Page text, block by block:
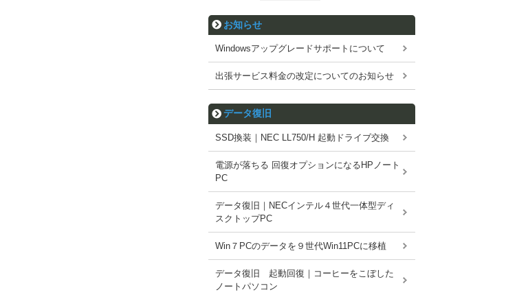
お知らせ
Windowsアップグレードサポートについて
出張サービス料金の改定についてのお知らせ
データ復旧
SSD換装｜NEC LL750/H 起動ドライブ交換
電源が落ちる 回復オプションになるHPノート
PC
データ復旧｜NECインテル４世代一体型ディ
スクトップPC
Win７PCのデータを９世代Win11PCに移植
データ復旧 起動回復｜コーヒーをこぼした
ノートパソコン